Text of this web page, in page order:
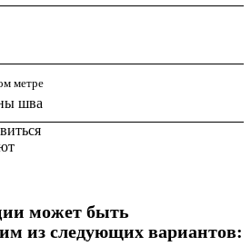
метре
шва
может быть
из следующих вариантов: